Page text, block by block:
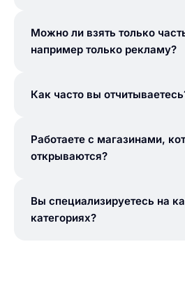
Можно ли взять только
например только рекламу?
Как часто вы
Работаете с магазинами,
открываются?
Вы специализируетесь на
категориях?